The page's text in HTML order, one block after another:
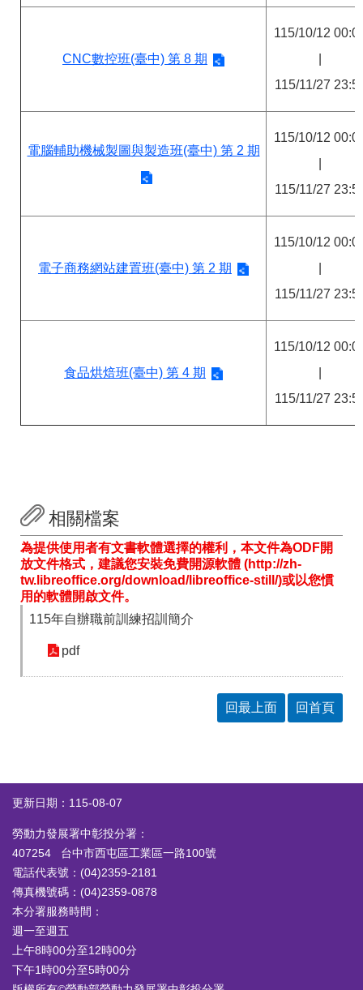
CNC數控班(臺中) 第 8 期
115/10/12
115/11/27
電腦輔助機械製圖與製造班(臺中) 第 2 期
115/10/12
115/11/27
電子商務網站建置班(臺中) 第 2 期
115/10/12
115/11/27
食品烘焙班(臺中) 第 4 期
115/10/12
115/11/27
相關檔案
為提供使用者有文書軟體選擇的權利，本文件為ODF開
放文件格式，建議您安裝免費開源軟體 (http://zh-
tw.libreoffice.org/download/libreoffice-still/)或以您慣
用的軟體開啟文件。
115年自辦職前訓練招訓簡介
pdf
回最上面 回首頁
更新日期：115-08-07
勞動力發展署中彰投分署：
407254 台中市西屯區工業區一路100號
電話代表號：(04)2359-2181
傳真機號碼：(04)2359-0878
本分署服務時間：
週一至週五
上午8時00分至12時00分
下午1時00分至5時00分